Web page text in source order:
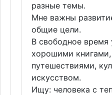
разные темы.
Мне важны
общие цели.
В свободное время
хорошими
путешествиями,
искусством.
Ищу: человека с